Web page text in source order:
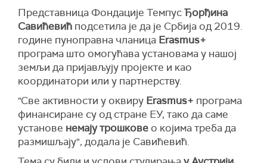
Представница Фондације ТемпусЂорђина
Савићевић подсетила је да је Србија од 2019.
године пуноправна чланица Erasmus+
програма што омогућава установама у нашој
земљи да пријављују пројекте и као
координатори или у партнерству.
"Све активности у оквиру Erasmus+ програма
финансиране су од стране ЕУ, тако да саме
установе немају трошкове о којима треба да
размишљају", додала је Савићевић.